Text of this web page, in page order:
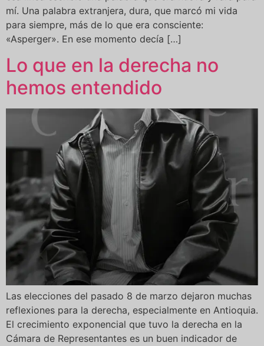
mí. Una palabra extranjera, dura, que marcó mi vida
para siempre, más de lo que era consciente:
«Asperger». En ese momento decía […]
Lo que en la derecha no
hemos entendido
Las elecciones del pasado 8 de marzo dejaron muchas
reflexiones para la derecha, especialmente en Antioquia.
El crecimiento exponencial que tuvo la derecha en la
Cámara de Representantes es un buen indicador de